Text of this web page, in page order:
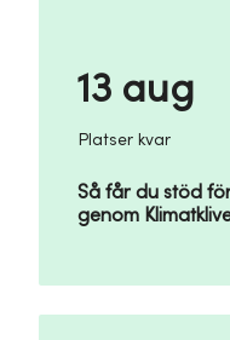
Så får du stöd
genom
13 aug
Platser kvar